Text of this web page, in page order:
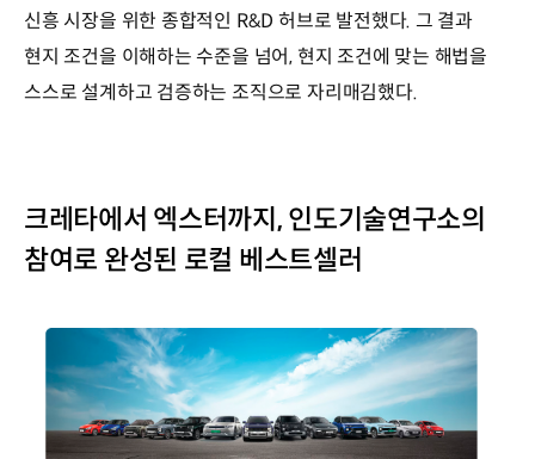
신흥 시장을 위한 종합적인 R&D 허브로 발전했다. 그 결과
현지 조건을 이해하는 수준을 넘어, 현지 조건에 맞는 해법을
스스로 설계하고 검증하는 조직으로 자리매김했다.
크레타에서 엑스터까지, 인도기술연구소의
참여로 완성된 로컬 베스트셀러